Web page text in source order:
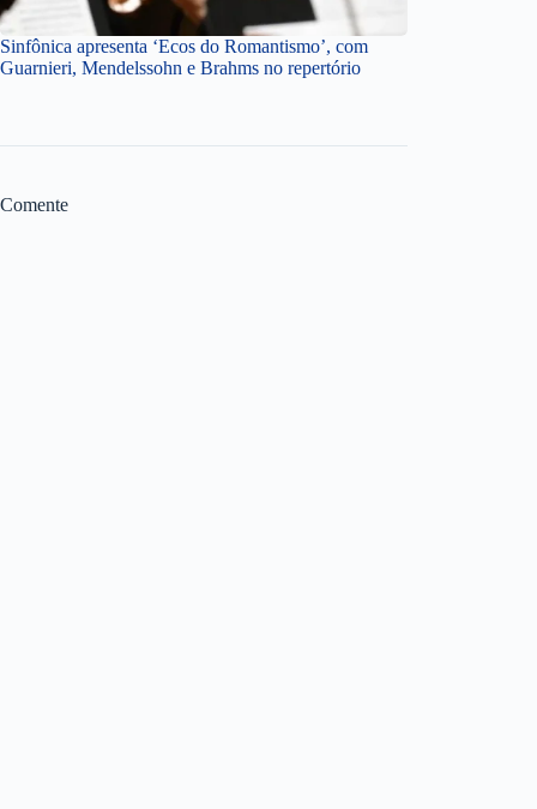
Sinfônica apresenta ‘Ecos do Romantismo’, com
Guarnieri, Mendelssohn e Brahms no repertório
Comente